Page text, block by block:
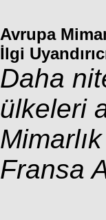
Avrupa
İlgi
Daha
ülkeleri
Fransa